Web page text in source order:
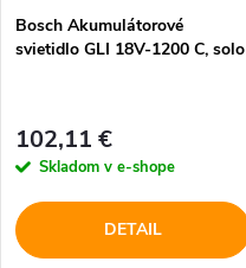
Bosch Akumulátorové
svietidlo GLI 18V-1200 C, solo
102,11 €
Skladom v e-shope
DETAIL